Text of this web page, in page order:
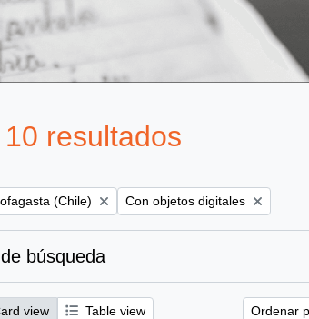
resultados
filter:(Chile) Remove filter:
Con objetos digitales
búsqueda
view Table view Ordenar